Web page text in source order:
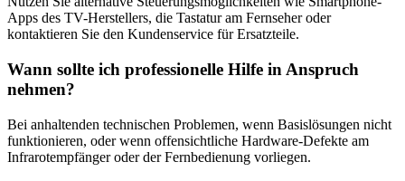
Apps des TV-Herstellers, die Tastatur am Fernseher oder
kontaktieren Sie den Kundenservice für Ersatzteile.
Wann sollte ich professionelle Hilfe in Anspruch
nehmen?
Bei anhaltenden technischen Problemen, wenn Basislösungen nicht
funktionieren, oder wenn offensichtliche Hardware-Defekte am
Infrarotempfänger oder der Fernbedienung vorliegen.